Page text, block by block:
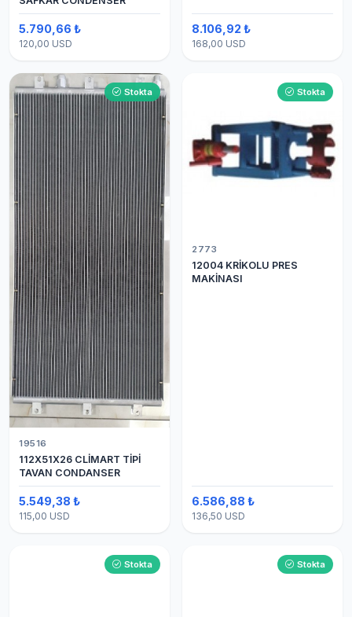
5.790,66 ₺
120,00 USD
8.106,92 ₺
168,00 USD
Stokta
19516
112X51X26 CLİMART TİPİ
TAVAN CONDANSER
5.549,38 ₺
115,00 USD
Stokta
2773
12004 KRİKOLU PRES
MAKİNASI
6.586,88 ₺
136,50 USD
Stokta Stokta